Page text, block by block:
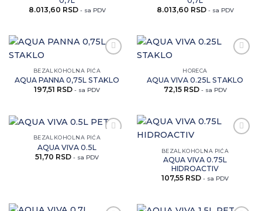
8.013,60 RSD - sa PDV
8.013,60 RSD - sa PDV
artikal
BEZALKOHOLNA PIĆA
AQUA PANNA 0,75L STAKLO
197,51 RSD - sa PDV
artikal
HORECA
AQUA VIVA 0.25L STAKLO
72,15 RSD - sa PDV
Zaprati
artikal
BEZALKOHOLNA PIĆA
AQUA VIVA 0.5L
51,70 RSD - sa PDV
BEZALKOHOLNA PIĆA
AQUA VIVA 0.75L
HIDROACTIV
107,55 RSD - sa PDV